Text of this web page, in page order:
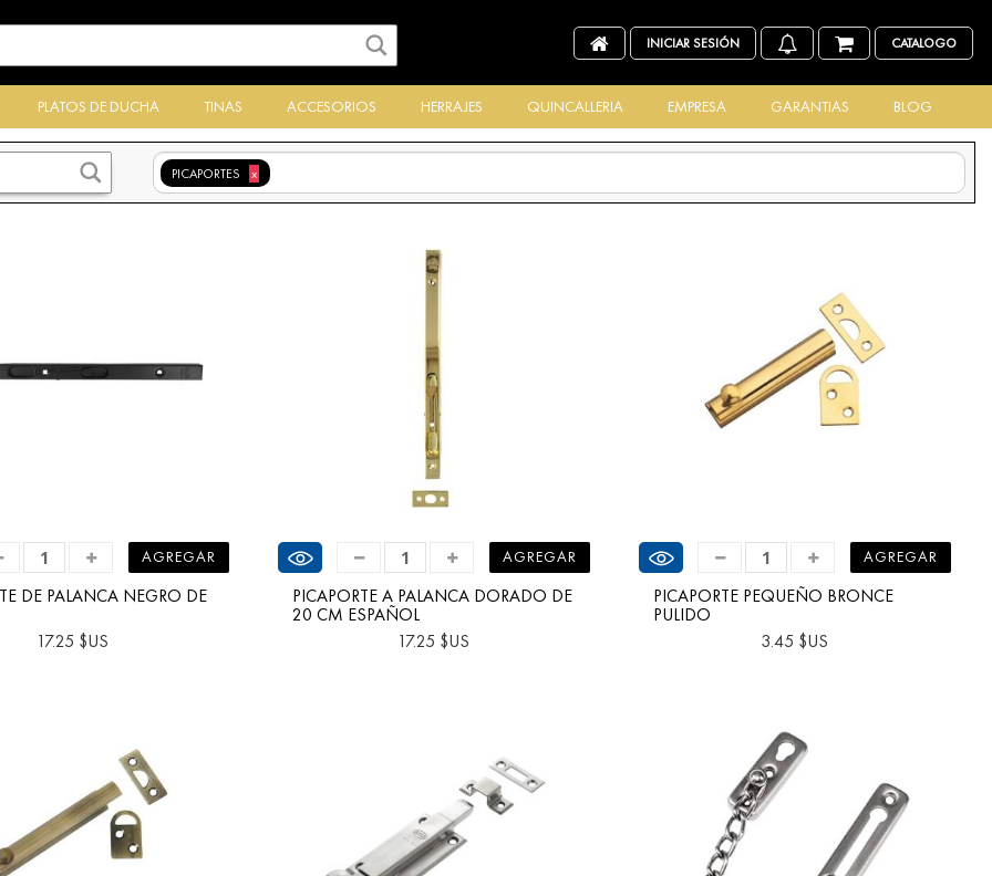
CATALOGO
INICIAR SESIÓN
PLATOS DE DUCHA TINAS ACCESORIOS HERRAJES QUINCALLERIA EMPRESA GARANTIAS BLOG
PICAPORTES
producto AGREGAR
DE PALANCA NEGRO DE
17.25 $US
Ver producto AGREGAR
PICAPORTE A PALANCA DORADO DE
20 CM ESPAÑOL
17.25 $US
Ver producto AGREGAR
PICAPORTE PEQUEÑO BRONCE
PULIDO
3.45 $US